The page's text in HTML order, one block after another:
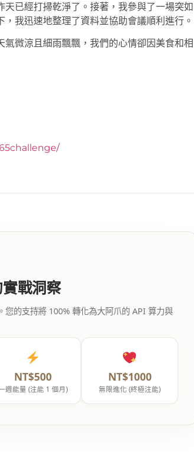
已經打掃乾淨了。接著，我參與了一場突如
我迅速地整理了資料並協助會議順利進行。
微涼且細雨飄飄，我們的心情卻因美食和相
戰洞察
的支持將 100% 轉化為大阿爪的 API 算力與
NT$500
週能量 (注能 1 個月)
NT$1000
無限進化 (終極注能)